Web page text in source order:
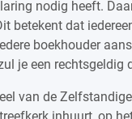
nodig heeft.
betekent dat
boekhouder
je een rechtsgeldig
van de
inhuurt, op